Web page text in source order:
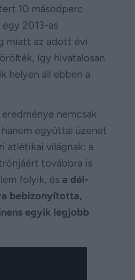
10 másodperc
2013-as
miatt az adott évi
így hivatalosan
helyen áll ebben a
nemcsak
egyúttal üzenet
atlétikai világnak: a
továbbra is
folyik, és a dél-
bebizonyította,
egyik legjobb